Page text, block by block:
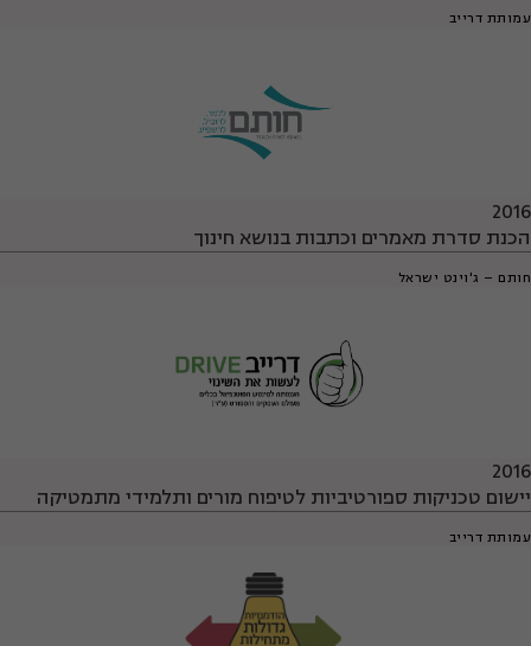
עמותת דרייב
2016
הכנת סדרת מאמרים וכתבות בנושא חינוך
חותם – ג'וינט ישראל
2016
יישום טכניקות ספורטיביות לטיפוח מורים ותלמידי מתמטיקה
עמותת דרייב